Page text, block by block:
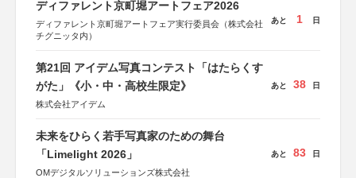
ディファレント京町堀アートフェア2026
ディファレント京町堀アートフェア実行委員会（株式会社
チグニッタ内）
あと 1 日
第21回 アイデム写真コンテスト「はたらくす
がた」《小・中・高校生限定》
株式会社アイデム
あと 38 日
未来をひらく若手写真家のための舞台
「Limelight 2026」
OMデジタルソリューションズ株式会社
あと 83 日